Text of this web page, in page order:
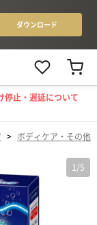
停止・遅延について
> ボディケア・その他
1 /5